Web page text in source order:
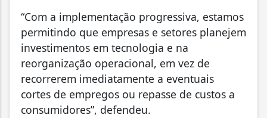
“Com a implementação progressiva, estamos
permitindo que empresas e setores planejem
investimentos em tecnologia e na
reorganização operacional, em vez de
recorrerem imediatamente a eventuais
cortes de empregos ou repasse de custos a
consumidores”, defendeu.